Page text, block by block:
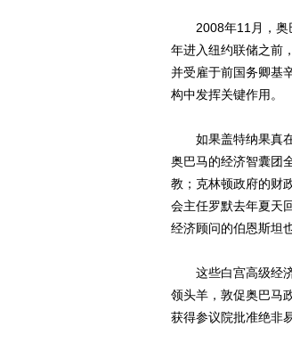
2008年11月，奥巴
年进入纽约联储之前
并受雇于前国务卿基
构中发挥关键作用。
如果盖特纳果真在
奥巴马的经济智囊团
教；克林顿政府的财
会主任罗默去年夏天
经济顾问的伯恩斯坦
这些白宫高级经济
领头羊，敦促奥巴马
获得参议院批准绝非